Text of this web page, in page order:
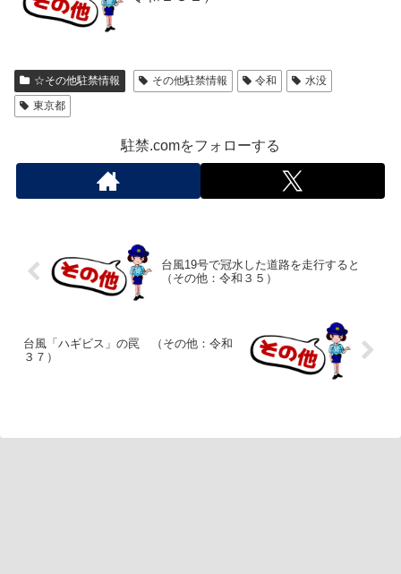
☆その他駐禁情報 その他駐禁情報 令和
水没
東京都
駐禁.comをフォローする
台風19号で冠水した道路を走行すると
（その他：令和３５）
台風「ハギビス」の罠 （その他：令和
３７）